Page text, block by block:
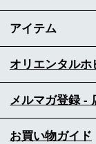
アイテム
オリエンタルホ
メルマガ登録 -
お買い物ガイド